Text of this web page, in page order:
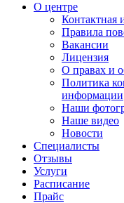
О центре
Контактная
Правила
Вакансии
Лицензия
О правах и
Политика
информации
Наши
Наше видео
Новости
Специалисты
Отзывы
Услуги
Расписание
Прайс